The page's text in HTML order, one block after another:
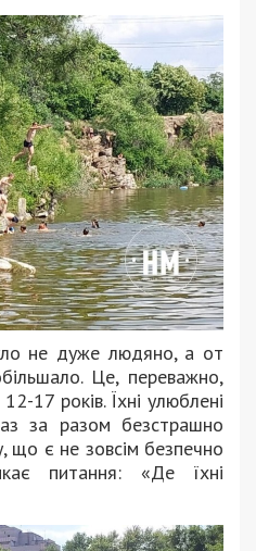
не дуже людяно, а от
Це, переважно,
17 років. Їхні улюблені
за разом безстрашно
що є не зовсім безпечно
питання: «Де їхні